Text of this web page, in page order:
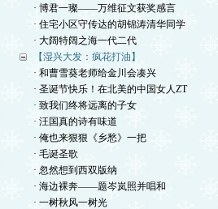
· 博君一璨——万维征文获奖感言
· 住宅小区守传达的胡锦涛清华同学
· 大阔特阔之海一代二代
【湿兴大发：疯花打油】
· 和曹雪葵老师给金川会凑兴
· 圣诞节快乐！在北美的中国女人ZT
· 致我们终将远离的子女
· 汪国真的诗有味道
· 俺也来狠狠《乡愁》一把
· 毛诞圣歌
· 忽然想到西双版纳
· 海边裸奔——题岑岚照并唱和
· 一树秋风一树光